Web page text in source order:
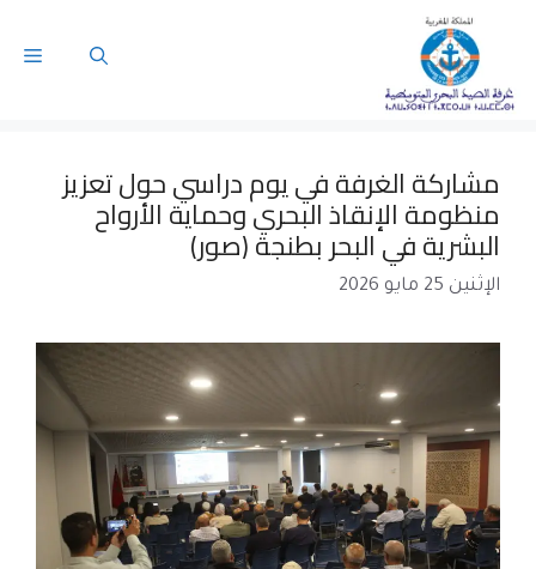
مشاركة الغرفة في يوم دراسي حول تعزيز
منظومة الإنقاذ البحري وحماية الأرواح
البشرية في البحر بطنجة (صور)
الإثنين 25 مايو 2026